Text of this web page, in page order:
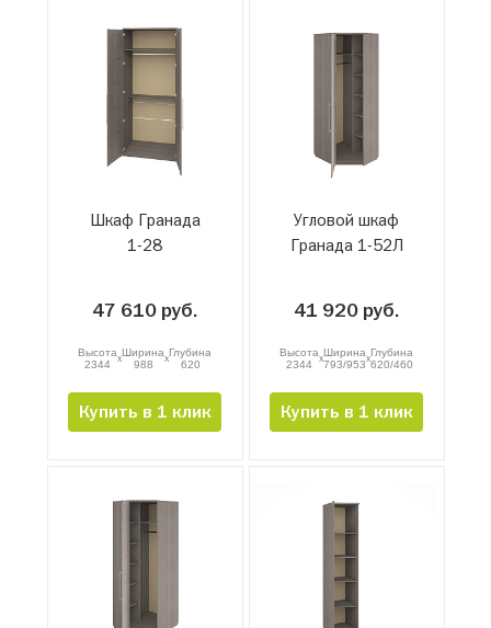
Шкаф Гранада
1-28
47 610 руб.
Высота
2344
xШирина
988
xГлубина
620
Купить в 1 клик
Угловой шкаф
Гранада 1-52Л
41 920 руб.
Высота
2344
xШирина
793/953xГлубина
620/460
Купить в 1 клик